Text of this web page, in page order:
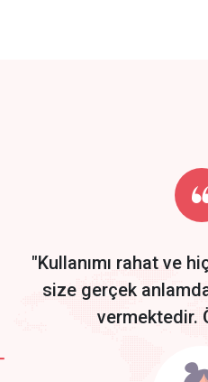
Start by trying our service for 30 days
required.
"Kullanımı rahat ve
size gerçek
vermektedir.